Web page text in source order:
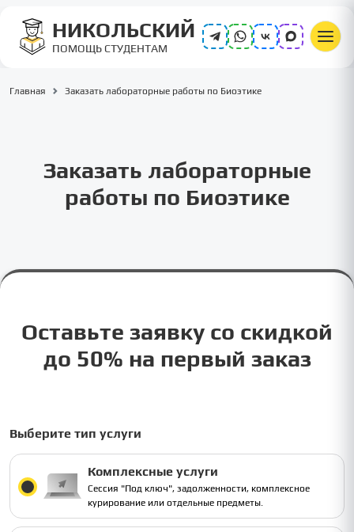
НИКОЛЬСКИЙ
ПОМОЩЬ СТУДЕНТАМ
Главная Заказать лабораторные работы по Биоэтике
Заказать лабораторные
работы по Биоэтике
Оставьте заявку со скидкой
до 50% на первый заказ
Выберите тип услуги
Комплексные услуги
Сессия "Под ключ", задолженности, комплексное
курирование или отдельные предметы.